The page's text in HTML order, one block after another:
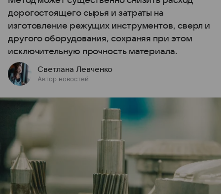
дорогостоящего сырья и затраты на
изготовление режущих инструментов, сверл и
другого оборудования, сохраняя при этом
исключительную прочность материала.
Светлана Левченко
Автор новостей